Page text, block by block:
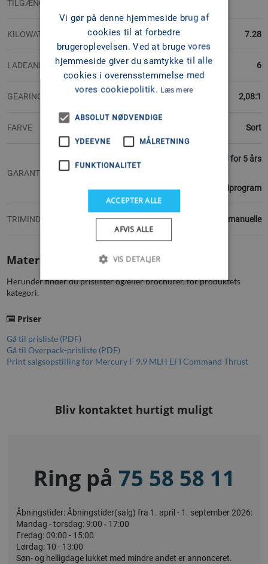
TILGÆNGELIGE
KILOWATT 7.28
LADEANLÆG ( AMP) 6
GEARINGSFORHOLD 2,08:1
FARVE Sort
GARANTI
2 års reklamationsret, mulighed for 5 års
garantiprogram
TRIMINDSTILLINGER 6 manuelle
Materiale
Herunder finder du prislister og/eller brochurer, for produktets
kategori.
Priser
Gå til prisliste (PDF)
Gå til Overpack-prisliste (PDF)
Print salgsopstilling for Mercury F 9.9 MLH EFI Command Thrust
Bliv kontaktet hurtigt muligt
Ring på 75 58 58 11
Åbningstider: Åbningstider(salg) fra 1. april - 1. september 2026:
Mandag - torsdag: 9:00 - 17:00
Fredag: 09:00 - 15:00
Lørdag: 10 - 13:00
Søn- og helligdage lukket med mindre andet er annonceret.
Vi gør på denne hjemmeside brug af
cookies til at forbedre
brugeroplevelsen. Ved at bruge vores
hjemmeside giver du samtykke til alle
cookies i overensstemmelse med
vores cookiepolitik. Læs mere
ABSOLUT NØDVENDIGE
YDEEVNE MÅLRETNING
FUNKTIONALITET
ACCEPTER ALLE
AFVIS ALLE
VIS DETALJER